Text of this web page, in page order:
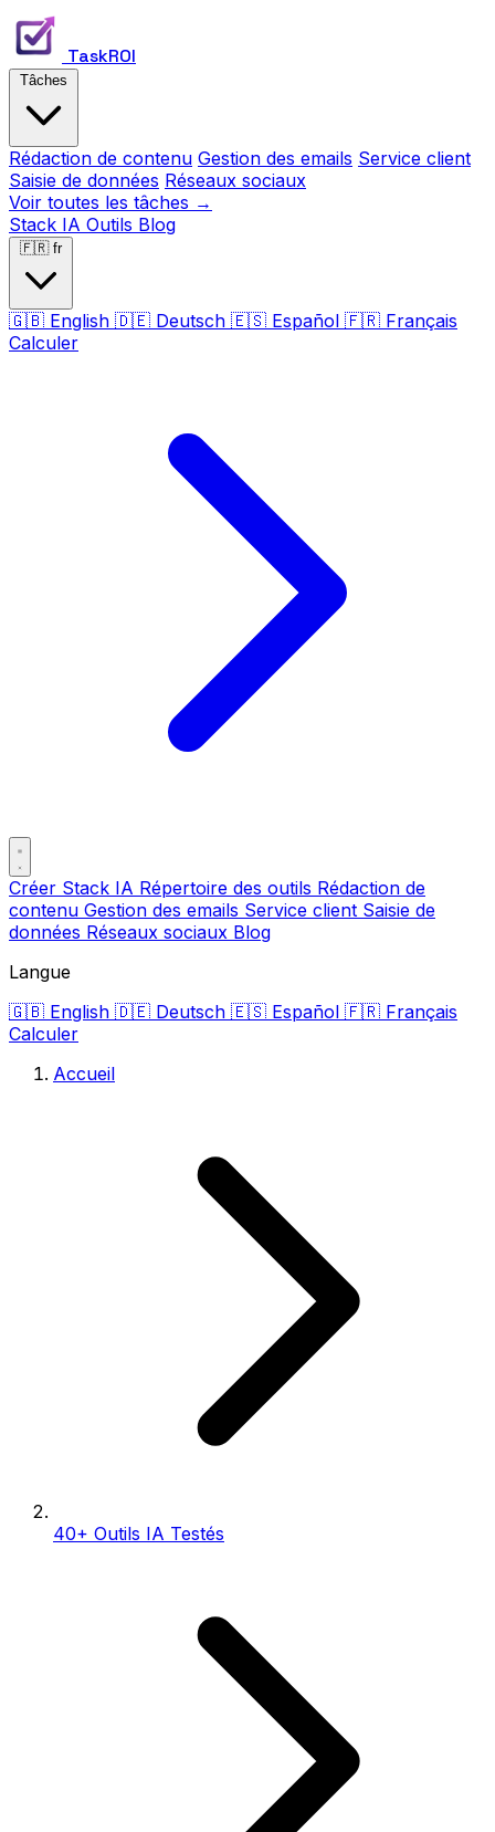
TaskROI
Rédaction de contenu Gestion des emails Service client
Saisie de données Réseaux sociaux
Voir toutes les tâches →
Stack IA Outils Blog
🇫🇷 fr
🇬🇧 English 🇩🇪 Deutsch 🇪🇸 Español 🇫🇷 Français
Calculer
Créer Stack IA Répertoire des outils Rédaction de
contenu Gestion des emails Service client Saisie de
données Réseaux sociaux Blog
Langue
🇬🇧 English 🇩🇪 Deutsch 🇪🇸 Español 🇫🇷 Français
Calculer
Accueil
40+ Outils IA Testés